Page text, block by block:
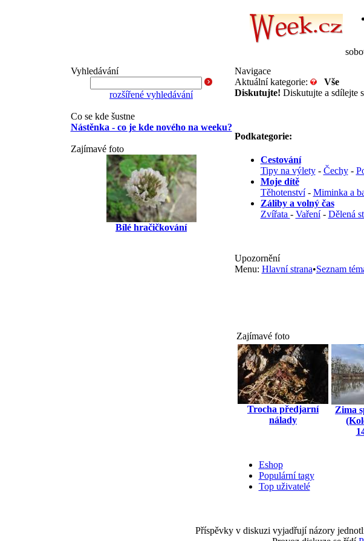
Vyhledávání
rozšířené vyhledávání
Co se kde šustne
Nástěnka - co je kde nového na weeku?
Zajímavé foto
Bílé hračičkování
Navigace
Aktuální kategorie:
Vše
Diskutujte! Diskutujte a sdílejte
Podkategorie:
Cestování
Tipy na výlety- Čechy-
Moje dítě
Těhotenství- Miminka a
Záliby a volný čas
Zvířata - Vaření- Dělená
Upozornění
Menu: Hlavní strana•Seznam
Zajímavé foto
Trocha předjarní
nálady
Zima
Eshop
Populární tagy
Top uživatelé
Příspěvky v diskuzi vyjadřují názory